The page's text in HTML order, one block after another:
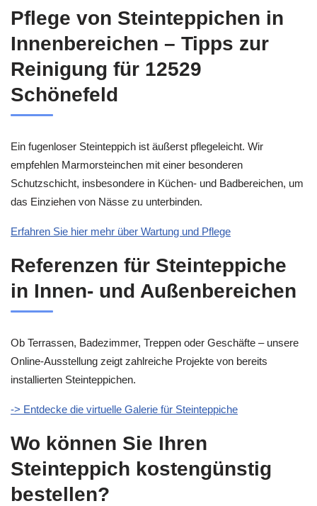
Pflege von Steinteppichen in
Innenbereichen – Tipps zur
Reinigung für 12529
Schönefeld
Ein fugenloser Steinteppich ist äußerst pflegeleicht. Wir
empfehlen Marmorsteinchen mit einer besonderen
Schutzschicht, insbesondere in Küchen- und Badbereichen, um
das Einziehen von Nässe zu unterbinden.
Erfahren Sie hier mehr über Wartung und Pflege
Referenzen für Steinteppiche
in Innen- und Außenbereichen
Ob Terrassen, Badezimmer, Treppen oder Geschäfte – unsere
Online-Ausstellung zeigt zahlreiche Projekte von bereits
installierten Steinteppichen.
-> Entdecke die virtuelle Galerie für Steinteppiche
Wo können Sie Ihren
Steinteppich kostengünstig
bestellen?